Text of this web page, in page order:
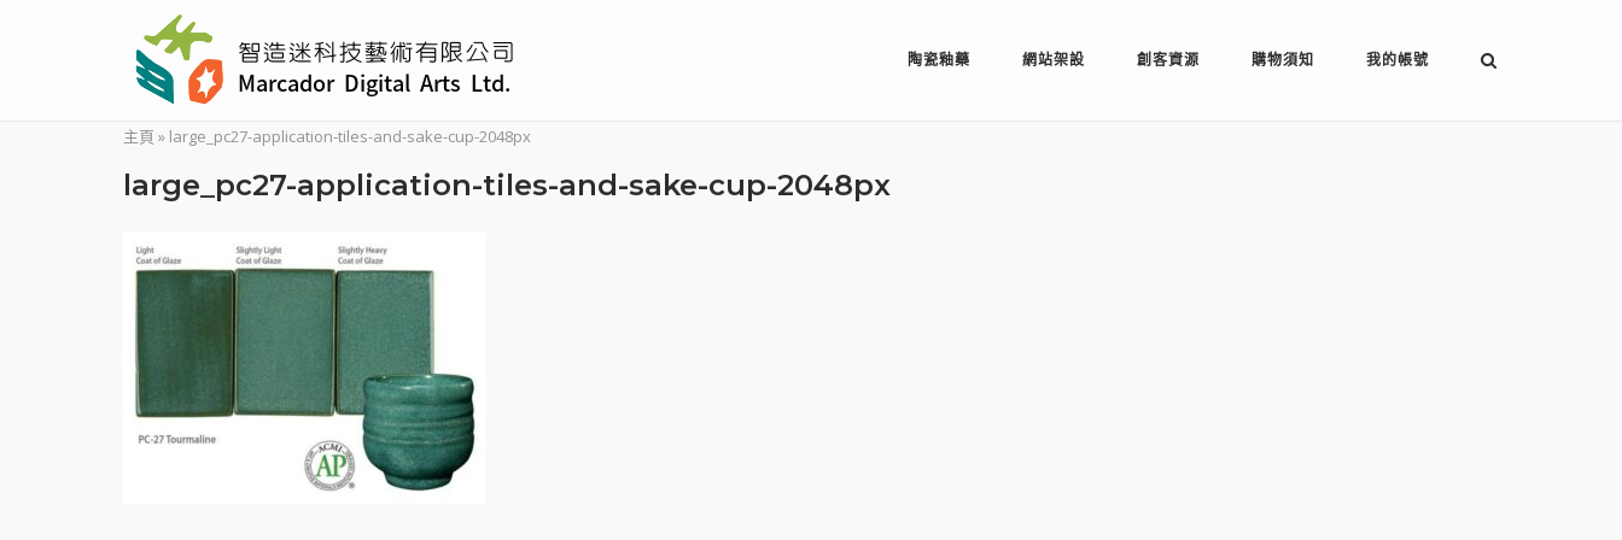
陶瓷釉藥 網站架設 創客資源 購物須知 我的帳號
主頁 » large_pc27-application-tiles-and-sake-cup-2048px
large_pc27-application-tiles-and-sake-cup-2048px